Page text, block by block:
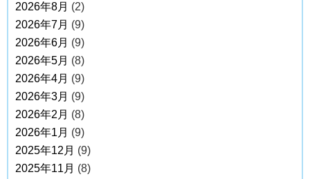
2026年8月 (2)
2026年7月 (9)
2026年6月 (9)
2026年5月 (8)
2026年4月 (9)
2026年3月 (9)
2026年2月 (8)
2026年1月 (9)
2025年12月 (9)
2025年11月 (8)